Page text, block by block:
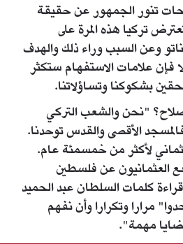
تنور الجمهور عن حقيقة
تركيا هذه المرة على
وعن السبب وراء ذلك والهدف
فإن علامات الاستفهام ستكثر
بشكوكنا وتساؤلاتنا.
صلاح؟ "نحن والشعب التركي
الأقصى والقدس توحدنا.
لأكثر من خمسمئة عام.
العثمانيون عن فلسطين
كلمات السلطان عبد الحميد
مرارا وتكرارا وأن نفهم
مهمة".